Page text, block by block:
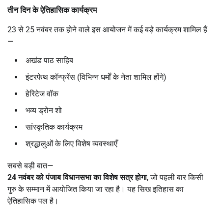
तीन दिन के ऐतिहासिक कार्यक्रम
23 से 25 नवंबर तक होने वाले इस आयोजन में कई बड़े कार्यक्रम शामिल हैं
—
अखंड पाठ साहिब
इंटरफेथ कॉन्फ्रेंस (विभिन्न धर्मों के नेता शामिल होंगे)
हेरिटेज वॉक
भव्य ड्रोन शो
सांस्कृतिक कार्यक्रम
श्रद्धालुओं के लिए विशेष व्यवस्थाएँ
सबसे बड़ी बात—
24नवंबर को पंजाब विधानसभा का विशेष सत्र होगा, जो पहली बार किसी
गुरु के सम्मान में आयोजित किया जा रहा है। यह सिख इतिहास का
ऐतिहासिक पल है।